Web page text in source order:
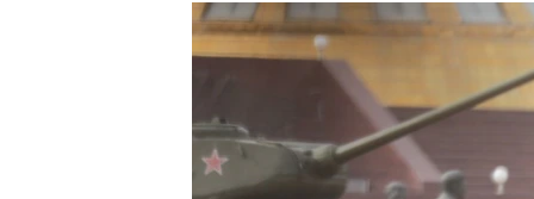
ПОДПИШИТЕСЬ НА РАССЫЛКУ